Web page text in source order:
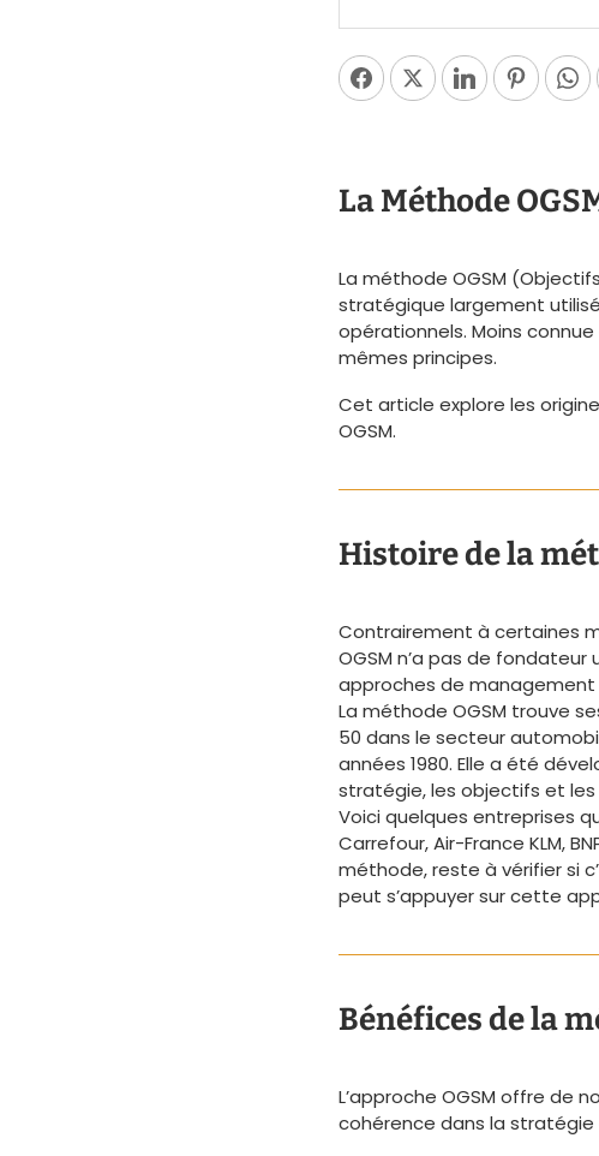
La Méthode
La méthode OGSM
stratégique largement
opérationnels. Moins connue
mêmes principes.
Cet article explore les
OGSM.
Histoire de la
Contrairement à certaines
OGSM n’a pas de
approches de
La méthode OGSM trouve
50 dans le secteur
années 1980. Elle a été
stratégie, les objectifs et
Voici quelques entreprises
Carrefour, Air-France KLM,
méthode, reste à vérifier si
peut s’appuyer sur cette
Bénéfices de la
L’approche OGSM offre de
cohérence dans la